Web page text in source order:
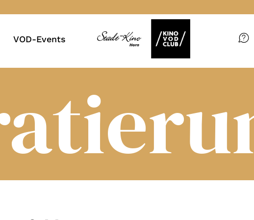
Filme
Kuratierungen
VOD-Events
So geht’s
VOD-Events